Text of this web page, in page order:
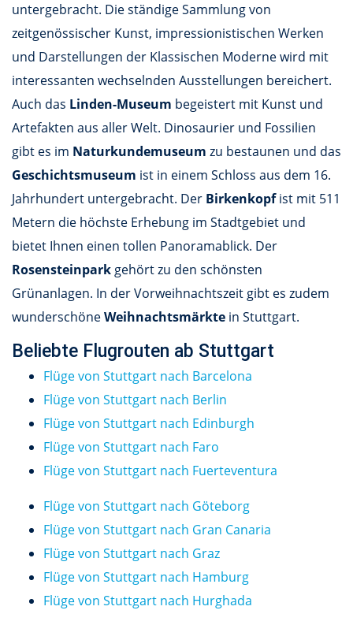
untergebracht. Die ständige Sammlung von
zeitgenössischer Kunst, impressionistischen Werken
und Darstellungen der Klassischen Moderne wird mit
interessanten wechselnden Ausstellungen bereichert.
Auch das Linden-Museum begeistert mit Kunst und
Artefakten aus aller Welt. Dinosaurier und Fossilien
gibt es im Naturkundemuseum zu bestaunen und das
Geschichtsmuseum ist in einem Schloss aus dem 16.
Jahrhundert untergebracht. Der Birkenkopfist mit 511
Metern die höchste Erhebung im Stadtgebiet und
bietet Ihnen einen tollen Panoramablick. Der
Rosensteinpark gehört zu den schönsten
Grünanlagen. In der Vorweihnachtszeit gibt es zudem
wunderschöneWeihnachtsmärkte in Stuttgart.
Beliebte Flugrouten ab Stuttgart
Flüge von Stuttgart nach Barcelona
Flüge von Stuttgart nach Berlin
Flüge von Stuttgart nach Edinburgh
Flüge von Stuttgart nach Faro
Flüge von Stuttgart nach Fuerteventura
Flüge von Stuttgart nach Göteborg
Flüge von Stuttgart nach Gran Canaria
Flüge von Stuttgart nach Graz
Flüge von Stuttgart nach Hamburg
Flüge von Stuttgart nach Hurghada